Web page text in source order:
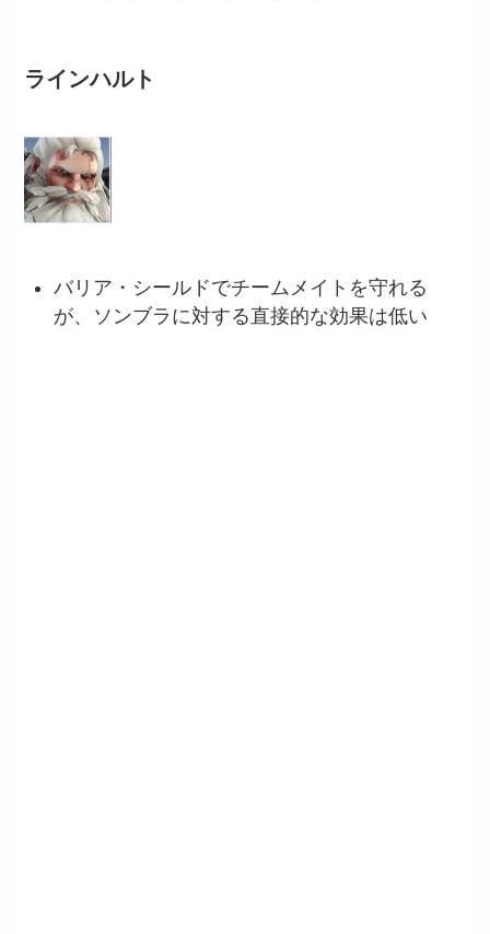
ラインハルト
バリア・シールドでチームメイトを守れる
が、ソンブラに対する直接的な効果は低い